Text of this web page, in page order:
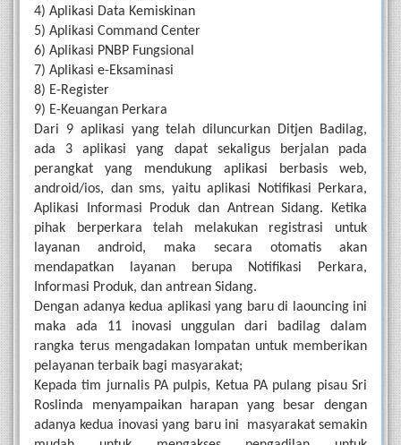
4) Aplikasi Data Kemiskinan
5) Aplikasi Command Center
6) Aplikasi PNBP Fungsional
7) Aplikasi e-Eksaminasi
8) E-Register
9) E-Keuangan Perkara
Dari 9 aplikasi yang telah diluncurkan Ditjen Badilag,
ada 3 aplikasi yang dapat sekaligus berjalan pada
perangkat yang mendukung aplikasi berbasis web,
android/ios, dan sms, yaitu aplikasi Notifikasi Perkara,
Aplikasi Informasi Produk dan Antrean Sidang. Ketika
pihak berperkara telah melakukan registrasi untuk
layanan android, maka secara otomatis akan
mendapatkan layanan berupa Notifikasi Perkara,
Informasi Produk, dan antrean Sidang.
Dengan adanya kedua aplikasi yang baru di laouncing ini
maka ada 11 inovasi unggulan dari badilag dalam
rangka terus mengadakan lompatan untuk memberikan
pelayanan terbaik bagi masyarakat;
Kepada tim jurnalis PA pulpis, Ketua PA pulang pisau Sri
Roslinda menyampaikan harapan yang besar dengan
adanya kedua inovasi yang baru ini  masyarakat semakin